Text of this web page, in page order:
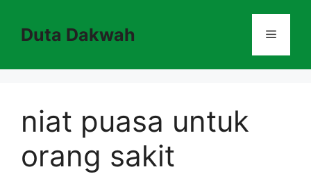
contentDuta Dakwah Menu
niat puasa untuk
orang sakit